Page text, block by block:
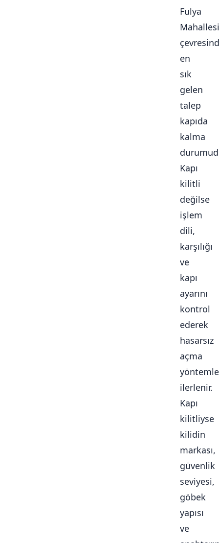
Fulya
Mahallesi
en
sık
gelen
talep
kapıda
kalma
Kapı
kilitli
değilse
işlem
dili,
karşılığı
ve
kapı
ayarını
kontrol
ederek
hasarsız
açma
ilerlenir.
Kapı
kilitliyse
kilidin
markası,
güvenlik
seviyesi,
göbek
yapısı
ve